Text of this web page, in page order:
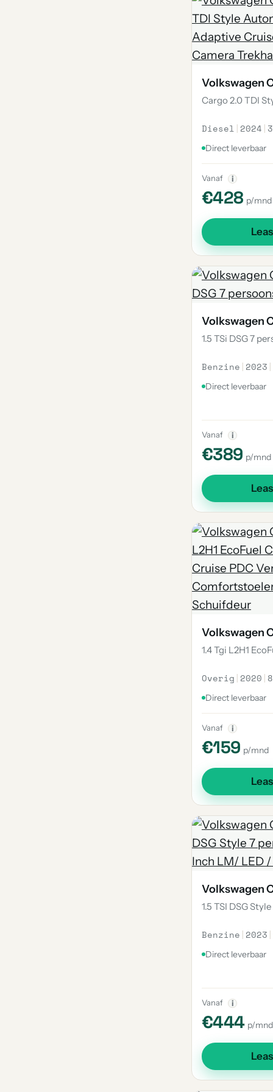
Volkswagen
Cargo 2.0 TDI
Diesel | 2024 |
Direct leverbaar
Vanaf i
€428 p/mnd
Volkswagen
1.5 TSi DSG 7
Benzine | 2023 |
Direct leverbaar
Vanaf i
€389 p/mnd
Volkswagen
1.4 Tgi L2H1
Overig | 2020 |
Direct leverbaar
Vanaf i
€159 p/mnd
Volkswagen
1.5 TSI DSG
Benzine | 2023 |
Direct leverbaar
Vanaf i
€444 p/mnd